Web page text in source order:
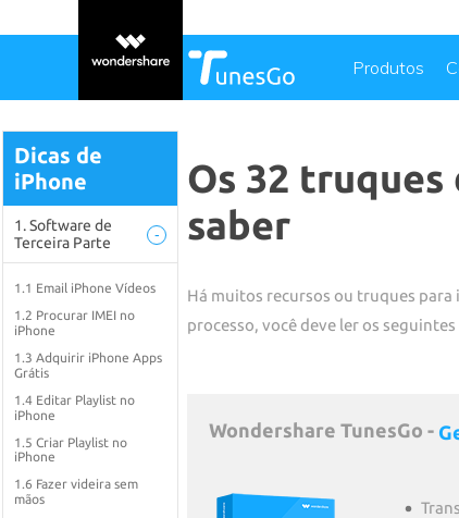
Produtos
Os 32 truques
saber
Há muitos recursos ou truques
processo, você deve ler os
Wondershare TunesGo -
Dicas de
iPhone
1. Software de
Terceira Parte
-
1.1 Email iPhone Vídeos
1.2 Procurar IMEI no
iPhone
1.3 Adquirir iPhone Apps
Grátis
1.4 Editar Playlist no
iPhone
1.5 Criar Playlist no
iPhone
1.6 Fazer videira sem
mãos